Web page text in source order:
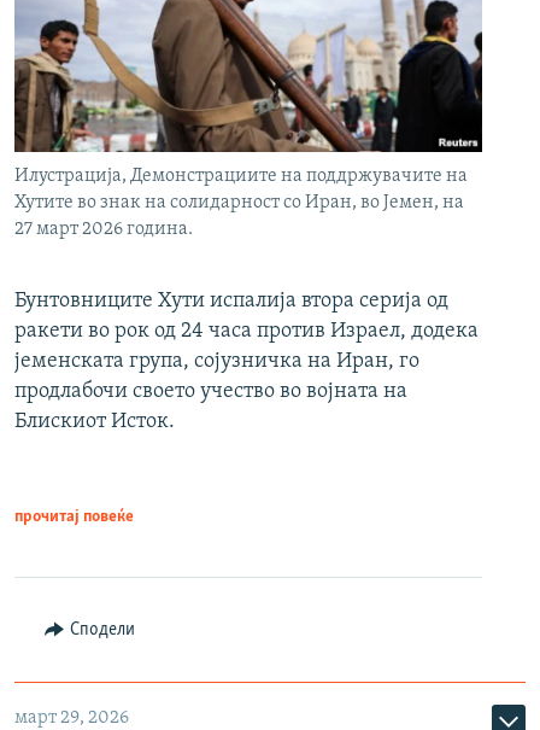
Илустрација, Демонстрациите на поддржувачите на
Хутите во знак на солидарност со Иран, во Јемен, на
27 март 2026 година.
Бунтовниците Хути испалија втора серија од
ракети во рок од 24 часа против Израел, додека
јеменската група, сојузничка на Иран, го
продлабочи своето учество во војната на
Блискиот Исток.
прочитај повеќе
Сподели
март 29, 2026